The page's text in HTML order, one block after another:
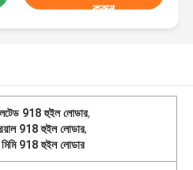
করুন
918 হুইল লোডার,
918 হুইল লোডার,
918 হুইল লোডার